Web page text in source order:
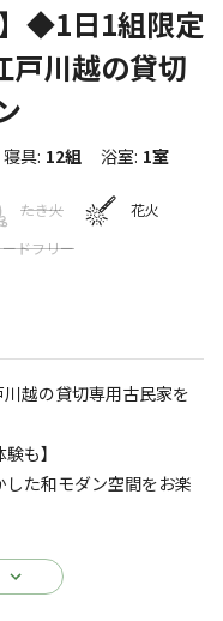
◆1日1組限定
川越の貸切
寝具: 12組 浴室: 1室
たき火
花火
ドフリー
越の貸切専用古民家を
も】
た和モダン空間をお楽
らではの空間でサウナ
泊施設
13人
Googleマップで見る
ださい。
ーアル WE
川越的場」は囲炉
た和モダン空間をお
も設置！